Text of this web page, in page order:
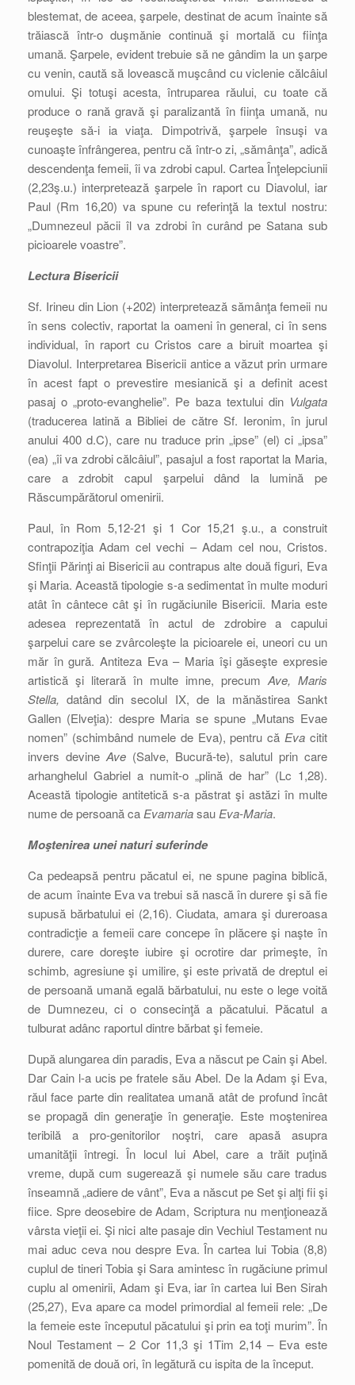
blestemat, de aceea, şarpele, destinat de acum înainte să
trăiască într-o duşmănie continuă şi mortală cu fiinţa
umană. Şarpele, evident trebuie să ne gândim la un şarpe
cu venin, caută să lovească muşcând cu viclenie călcâiul
omului. Şi totuşi acesta, întruparea răului, cu toate că
produce o rană gravă şi paralizantă în fiinţa umană, nu
reuşeşte să-i ia viaţa. Dimpotrivă, şarpele însuşi va
cunoaşte înfrângerea, pentru că într-o zi, „sămânţa”, adică
descendenţa femeii, îi va zdrobi capul. Cartea Înţelepciunii
(2,23ş.u.) interpretează şarpele în raport cu Diavolul, iar
Paul (Rm 16,20) va spune cu referinţă la textul nostru:
„Dumnezeul păcii îl va zdrobi în curând pe Satana sub
picioarele voastre”.
Lectura Bisericii
Sf. Irineu din Lion (+202) interpretează sămânţa femeii nu
în sens colectiv, raportat la oameni în general, ci în sens
individual, în raport cu Cristos care a biruit moartea şi
Diavolul. Interpretarea Bisericii antice a văzut prin urmare
în acest fapt o prevestire mesianică şi a definit acest
pasaj o „proto-evanghelie”. Pe baza textului din Vulgata
(traducerea latină a Bibliei de către Sf. Ieronim, în jurul
anului 400 d.C), care nu traduce prin „ipse” (el) ci „ipsa”
(ea) „îi va zdrobi călcâiul”, pasajul a fost raportat la Maria,
care a zdrobit capul şarpelui dând la lumină pe
Răscumpărătorul omenirii.
Paul, în Rom 5,12-21 şi 1 Cor 15,21 ş.u., a construit
contrapoziţia Adam cel vechi – Adam cel nou, Cristos.
Sfinţii Părinţi ai Bisericii au contrapus alte două figuri, Eva
şi Maria. Această tipologie s-a sedimentat în multe moduri
atât în cântece cât şi în rugăciunile Bisericii. Maria este
adesea reprezentată în actul de zdrobire a capului
şarpelui care se zvârcoleşte la picioarele ei, uneori cu un
măr în gură. Antiteza Eva – Maria îşi găseşte expresie
artistică şi literară în multe imne, precum Ave, Maris
Stella, datând din secolul IX, de la mănăstirea Sankt
Gallen (Elveţia): despre Maria se spune „Mutans Evae
nomen” (schimbând numele de Eva), pentru că Eva citit
invers devine Ave (Salve, Bucură-te), salutul prin care
arhanghelul Gabriel a numit-o „plină de har” (Lc 1,28).
Această tipologie antitetică s-a păstrat şi astăzi în multe
nume de persoană ca Evamariasau Eva-Maria.
Moştenirea unei naturi suferinde
Ca pedeapsă pentru păcatul ei, ne spune pagina biblică,
de acum înainte Eva va trebui să nască în durere şi să fie
supusă bărbatului ei (2,16). Ciudata, amara şi dureroasa
contradicţie a femeii care concepe în plăcere şi naşte în
durere, care doreşte iubire şi ocrotire dar primeşte, în
schimb, agresiune şi umilire, şi este privată de dreptul ei
de persoană umană egală bărbatului, nu este o lege voită
de Dumnezeu, ci o consecinţă a păcatului. Păcatul a
tulburat adânc raportul dintre bărbat şi femeie.
După alungarea din paradis, Eva a născut pe Cain şi Abel.
Dar Cain l-a ucis pe fratele său Abel. De la Adam şi Eva,
răul face parte din realitatea umană atât de profund încât
se propagă din generaţie în generaţie. Este moştenirea
teribilă a pro-genitorilor noştri, care apasă asupra
umanităţii întregi. În locul lui Abel, care a trăit puţină
vreme, după cum sugerează şi numele său care tradus
înseamnă „adiere de vânt”, Eva a născut pe Set şi alţi fii şi
fiice. Spre deosebire de Adam, Scriptura nu menţionează
vârsta vieţii ei. Şi nici alte pasaje din Vechiul Testament nu
mai aduc ceva nou despre Eva. În cartea lui Tobia (8,8)
cuplul de tineri Tobia şi Sara amintesc în rugăciune primul
cuplu al omenirii, Adam şi Eva, iar în cartea lui Ben Sirah
(25,27), Eva apare ca model primordial al femeii rele: „De
la femeie este începutul păcatului şi prin ea toţi murim”. În
Noul Testament – 2 Cor 11,3 şi 1Tim 2,14 – Eva este
pomenită de două ori, în legătură cu ispita de la început.